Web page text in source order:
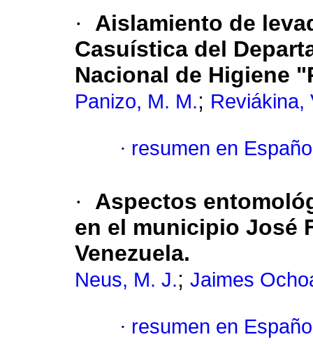
·
Aislamiento de
Casuística del
Nacional de Higiene
Panizo, M. M.; Reviákina,
· resumen en
·
Aspectos
en el municipio José
Venezuela.
Neus, M. J.; Jaimes
· resumen en